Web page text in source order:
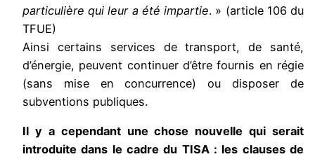
particulière qui leur a été impartie. » (article 106 du
TFUE)
Ainsi certains services de transport, de santé,
d’énergie, peuvent continuer d’être fournis en régie
(sans mise en concurrence) ou disposer de
subventions publiques.
Il y a cependant une chose nouvelle qui serait
introduite dans le cadre du TISA : les clauses de